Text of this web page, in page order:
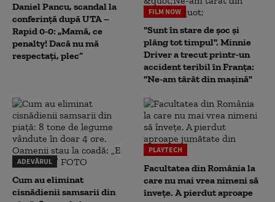
Daniel Pancu, scandal la
conferință după UTA –
Rapid 0-0: „Mamă, ce
penalty! Dacă nu mă
respectați, plec”
FILM NOW
"Sunt în stare de șoc și
plâng tot timpul". Minnie
Driver a trecut printr-un
accident teribil în Franța:
"Ne-am târât din mașină"
ADEVĂRUL
Cum au eliminat
cisnădienii samsarii din
PLAYTECH
Facultatea din România la
care nu mai vrea nimeni să
înveţe. A pierdut aproape